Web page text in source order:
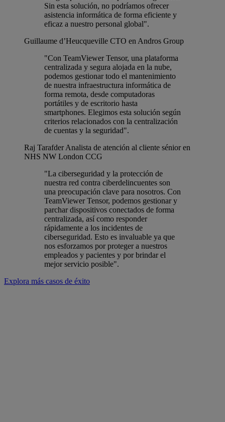
Sin esta solución, no podríamos ofrecer
asistencia informática de forma eficiente y
eficaz a nuestro personal global".
Guillaume d’Heucqueville CTO en Andros Group
"Con TeamViewer Tensor, una plataforma
centralizada y segura alojada en la nube,
podemos gestionar todo el mantenimiento
de nuestra infraestructura informática de
forma remota, desde computadoras
portátiles y de escritorio hasta
smartphones. Elegimos esta solución según
criterios relacionados con la centralización
de cuentas y la seguridad".
Raj Tarafder Analista de atención al cliente sénior en
NHS NW London CCG
"La ciberseguridad y la protección de
nuestra red contra ciberdelincuentes son
una preocupación clave para nosotros. Con
TeamViewer Tensor, podemos gestionar y
parchar dispositivos conectados de forma
centralizada, así como responder
rápidamente a los incidentes de
ciberseguridad. Esto es invaluable ya que
nos esforzamos por proteger a nuestros
empleados y pacientes y por brindar el
mejor servicio posible".
Explora más casos de éxito